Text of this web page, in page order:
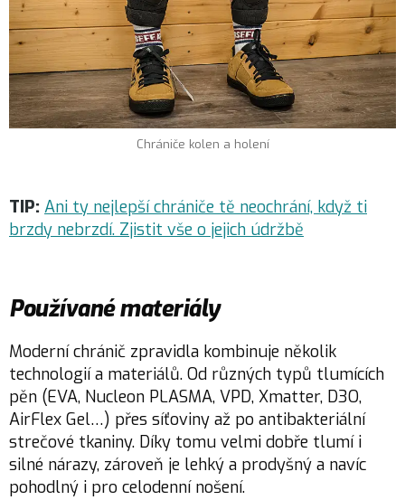
Chrániče kolen a holení
TIP: Ani ty nejlepší chrániče tě neochrání, když ti
brzdy nebrzdí. Zjistit vše o jejich údržbě
Používané materiály
Moderní chránič zpravidla kombinuje několik
technologií a materiálů. Od různých typů tlumících
pěn (EVA, Nucleon PLASMA, VPD, Xmatter, D3O,
AirFlex Gel…) přes síťoviny až po antibakteriální
strečové tkaniny. Díky tomu velmi dobře tlumí i
silné nárazy, zároveň je lehký a prodyšný a navíc
pohodlný i pro celodenní nošení.